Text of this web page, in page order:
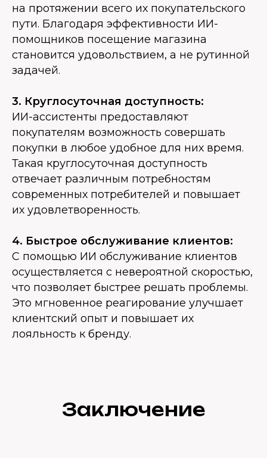
на протяжении всего их покупательского
пути. Благодаря эффективности ИИ-
помощников посещение магазина
становится удовольствием, а не рутинной
задачей.
3. Круглосуточная доступность:
ИИ-ассистенты предоставляют
покупателям возможность совершать
покупки в любое удобное для них время.
Такая круглосуточная доступность
отвечает различным потребностям
современных потребителей и повышает
их удовлетворенность.
4. Быстрое обслуживание клиентов:
С помощью ИИ обслуживание клиентов
осуществляется с невероятной скоростью,
что позволяет быстрее решать проблемы.
Это мгновенное реагирование улучшает
клиентский опыт и повышает их
лояльность к бренду.
Заключение